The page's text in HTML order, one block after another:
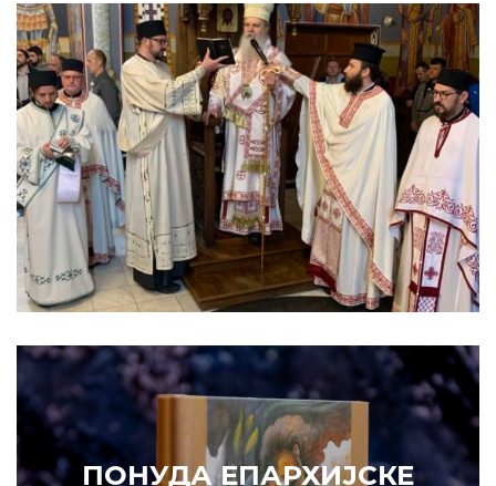
ПОНУДА ЕПАРХИЈСКЕ
РАДИОНИЦЕ
КУПИТЕ
Prethodni
ИЗДВАЈАМО АРХИВА
7. ЈУН 2010. САОПШТЕЊА